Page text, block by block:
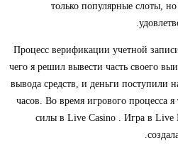
только популярные слоты,
Процесс верификации учетной
чего я решил вывести часть своего
вывода средств, и деньги поступили
часов. Во время игрового процесса
силы в Live Casino . Игра в Live